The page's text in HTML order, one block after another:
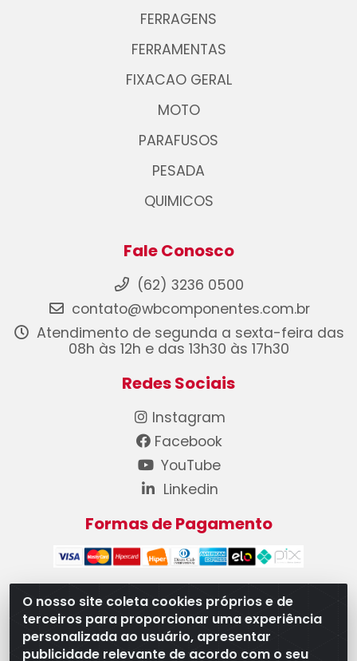
O nosso site coleta cookies próprios e de
terceiros para proporcionar uma experiência
personalizada ao usuário, apresentar
publicidade relevante de acordo com o seu
FERRAGENS
FERRAMENTAS
FIXACAO GERAL
MOTO
PARAFUSOS
PESADA
QUIMICOS
Fale Conosco
(62) 3236 0500
contato@wbcomponentes.com.br
Atendimento de segunda a sexta-feira das
08h às 12h e das 13h30 às 17h30
Redes Sociais
Instagram
Facebook
YouTube
Linkedin
Formas de Pagamento
WB Componentes Automotivos LTDA - CNPJ
08.528.393/0001-12 - Rua do Níquel, 667 - Parque
Oeste Industrial, Goiânia/GO - CEP 74375-660